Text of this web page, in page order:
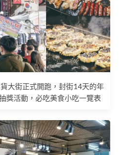
大街正式開跑，封街14天的年
獎活動，必吃美食小吃一覽表